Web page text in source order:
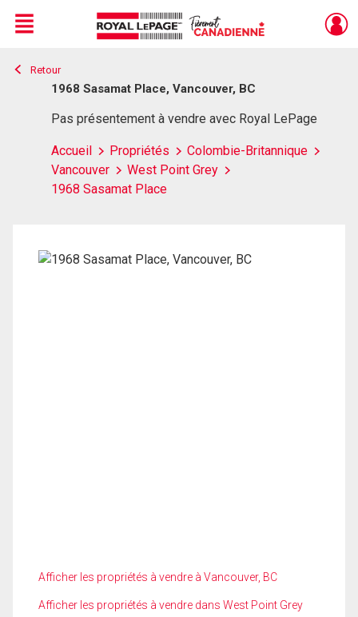
Live
En Direct
Menu
Retour
1968 Sasamat Place, Vancouver, BC
Pas présentement à vendre avec Royal LePage
Accueil Propriétés
Colombie-Britannique
Vancouver
West Point Grey
1968 Sasamat Place
Afficher les propriétés à vendre à Vancouver, BC
Afficher les propriétés à vendre dans West Point Grey